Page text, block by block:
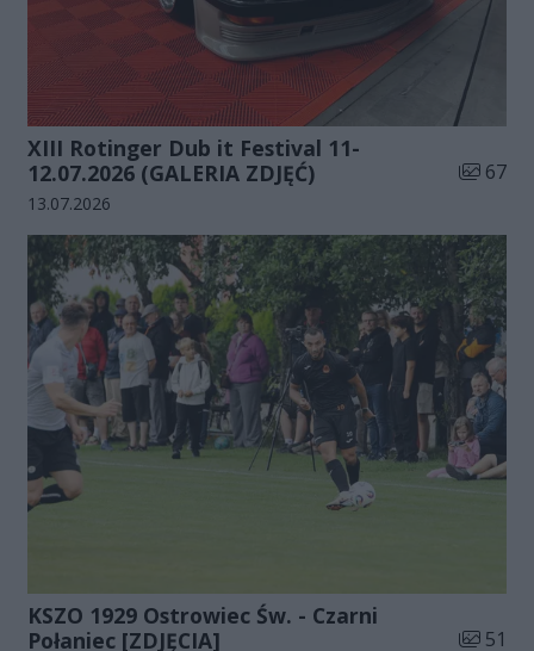
XIII Rotinger Dub it Festival 11-
12.07.2026 (GALERIA ZDJĘĆ)
Liczba
67
Data dodania galerii:
13.07.2026
KSZO 1929 Ostrowiec Św. - Czarni
Połaniec [ZDJĘCIA]
Liczba
51